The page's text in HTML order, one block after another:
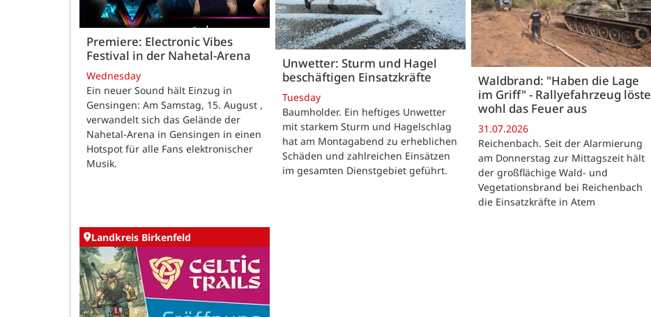
Premiere: Electronic Vibes
Festival in der Nahetal-Arena
Wednesday
Ein neuer Sound hält Einzug in
Gensingen: Am Samstag, 15. August ,
verwandelt sich das Gelände der
Nahetal-Arena in Gensingen in einen
Hotspot für alle Fans elektronischer
Musik.
Unwetter: Sturm und Hagel
beschäftigen Einsatzkräfte
Tuesday
Baumholder. Ein heftiges Unwetter
mit starkem Sturm und Hagelschlag
hat am Montagabend zu erheblichen
Schäden und zahlreichen Einsätzen
im gesamten Dienstgebiet geführt.
Waldbrand: "Haben die Lage
im Griff" - Rallyefahrzeug löste
wohl das Feuer aus
31.07.2026
Reichenbach. Seit der Alarmierung
am Donnerstag zur Mittagszeit hält
der großflächige Wald- und
Vegetationsbrand bei Reichenbach
die Einsatzkräfte in Atem
Landkreis Birkenfeld